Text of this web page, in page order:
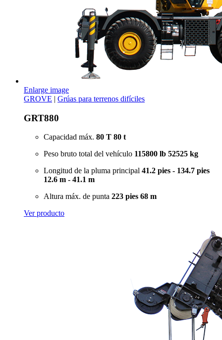
Enlarge image
GROVE | Grúas para terrenos difíciles
GRT880
Capacidad máx. 80 T 80 t
Peso bruto total del vehículo 115800 lb 52525 kg
Longitud de la pluma principal 41.2 pies - 134.7 pies
12.6 m - 41.1 m
Altura máx. de punta 223 pies 68 m
Ver producto